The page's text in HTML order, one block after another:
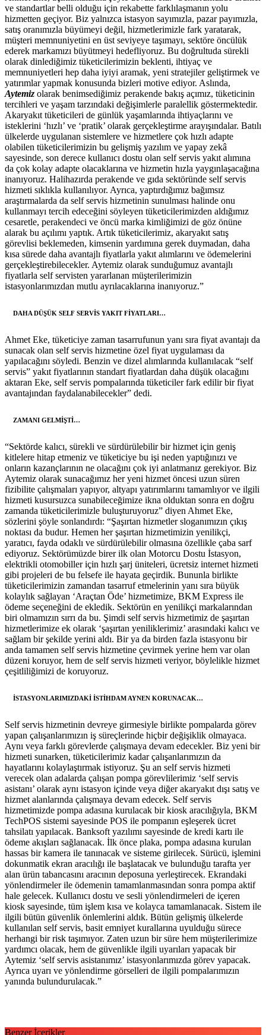
ve standartlar belli olduğu için rekabette farklılaşmanın yolu
hizmetten geçiyor. Biz yalnızca istasyon sayımızla, pazar payımızla,
satış oranımızla büyümeyi değil, hizmetlerimizle fark yaratarak,
müşteri memnuniyetini en üst seviyeye taşımayı, sektöre öncülük
ederek markamızı büyütmeyi hedefliyoruz. Bu doğrultuda sürekli
olarak dinlediğimiz tüketicilerimizin beklenti, ihtiyaç ve
memnuniyetleri hep daha iyiyi aramak, yeni stratejiler geliştirmek ve
yatırımlar yapmak konusunda bizleri motive ediyor. Aslında,
Aytemiz olarak benimsediğimiz perakende bakış açımız, tüketicinin
tercihleri ve yaşam tarzındaki değişimlerle paralellik göstermektedir.
Akaryakıt tüketicileri de günlük yaşamlarında ihtiyaçlarını ve
isteklerini ‘hızlı’ ve ‘pratik’ olarak gerçekleştirme arayışındalar. Batılı
ülkelerde uygulanan sistemlere ve hizmetlere çok hızlı adapte
olabilen tüketicilerimizin bu gelişmiş yazılım ve yapay zekâ
sayesinde, son derece kullanıcı dostu olan self servis yakıt alımına
da çok kolay adapte olacaklarına ve hizmetin hızla yaygınlaşacağına
inanıyoruz. Halihazırda perakende ve gıda sektöründe self servis
hizmeti sıklıkla kullanılıyor. Ayrıca, yaptırdığımız bağımsız
araştırmalarda da self servis hizmetinin sunulması halinde onu
kullanmayı tercih edeceğini söyleyen tüketicilerimizden aldığımız
cesaretle, perakendeci ve öncü marka kimliğimizi de göz önüne
alarak bu açılımı yaptık. Artık tüketicilerimiz, akaryakıt satış
görevlisi beklemeden, kimsenin yardımına gerek duymadan, daha
kısa sürede daha avantajlı fiyatlarla yakıt alımlarını ve ödemelerini
gerçekleştirebilecekler. Aytemiz olarak sunduğumuz avantajlı
fiyatlarla self servisten yararlanan müşterilerimizin
istasyonlarımızdan mutlu ayrılacaklarına inanıyoruz.”
DAHA DÜŞÜK SELF SERVİS YAKIT FİYATLARI…
Ahmet Eke, tüketiciye zaman tasarrufunun yanı sıra fiyat avantajı da
sunacak olan self servis hizmetine özel fiyat uygulaması da
yapılacağını söyledi. Benzin ve dizel alımlarında kullanılacak “self
servis” yakıt fiyatlarının standart fiyatlardan daha düşük olacağını
aktaran Eke, self servis pompalarında tüketiciler fark edilir bir fiyat
avantajından faydalanabilecekler” dedi.
ZAMANI GELMİŞTİ…
“Sektörde kalıcı, sürekli ve sürdürülebilir bir hizmet için geniş
kitlelere hitap etmeniz ve tüketiciye bu işi neden yaptığınızı ve
onların kazançlarının ne olacağını çok iyi anlatmanız gerekiyor. Biz
Aytemiz olarak sunacağımız her yeni hizmet öncesi uzun süren
fizibilite çalışmaları yapıyor, altyapı yatırımlarını tamamlıyor ve ilgili
hizmeti kusursuzca sunabileceğimize ikna olduktan sonra en doğru
zamanda tüketicilerimizle buluşturuyoruz” diyen Ahmet Eke,
sözlerini şöyle sonlandırdı: “Şaşırtan hizmetler sloganımızın çıkış
noktası da budur. Hemen her şaşırtan hizmetimizin yenilikçi,
yaratıcı, fayda odaklı ve sürdürülebilir olmasına özellikle çaba sarf
ediyoruz. Sektörümüzde birer ilk olan Motorcu Dostu İstasyon,
elektrikli otomobiller için hızlı şarj üniteleri, ücretsiz internet hizmeti
gibi projeleri de bu felsefe ile hayata geçirdik. Bununla birlikte
tüketicilerimizin zamandan tasarruf etmelerinin yanı sıra büyük
kolaylık sağlayan ‘Araçtan Öde’ hizmetimize, BKM Express ile
ödeme seçeneğini de ekledik. Sektörün en yenilikçi markalarından
biri olmamızın sırrı da bu. Şimdi self servis hizmetimiz de şaşırtan
hizmetlerimize ek olarak ‘şaşırtan yeniliklerimiz’ arasındaki kalıcı ve
sağlam bir şekilde yerini aldı. Bir ya da birden fazla istasyonu bir
anda tamamen self servis hizmetine çevirmek yerine hem var olan
düzeni koruyor, hem de self servis hizmeti veriyor, böylelikle hizmet
çeşitliliğimizi de koruyoruz.
İSTASYONLARIMIZDAKİ İSTİHDAM AYNEN KORUNACAK…
Self servis hizmetinin devreye girmesiyle birlikte pompalarda görev
yapan çalışanlarımızın iş süreçlerinde hiçbir değişiklik olmayaca.
Aynı veya farklı görevlerde çalışmaya devam edecekler. Biz yeni bir
hizmeti sunarken, tüketicilerimiz kadar çalışanlarımızın da
hayatlarını kolaylaştırmak istiyoruz. Şu an self servis hizmeti
verecek olan adalarda çalışan pompa görevlilerimiz ‘self servis
asistanı’ olarak aynı istasyon içinde veya diğer akaryakıt dışı satış ve
hizmet alanlarında çalışmaya devam edecek. Self servis
hizmetimizde pompa adasına kurulacak bir kiosk aracılığıyla, BKM
TechPOS sistemi sayesinde POS ile pompanın eşleşerek ücret
tahsilatı yapılacak. Banksoft yazılımı sayesinde de kredi kartı ile
ödeme akışları sağlanacak. İlk önce plaka, pompa adasına kurulan
hassas bir kamera ile tanınacak ve sisteme girilecek. Sürücü, işlemini
dokunmatik ekran aracılığı ile başlatacak ve bulunduğu tarafta yer
alan ürün tabancasını aracının deposuna yerleştirecek. Ekrandaki
yönlendirmeler ile ödemenin tamamlanmasından sonra pompa aktif
hale gelecek. Kullanıcı dostu ve sesli yönlendirmeleri de içeren
kiosk sayesinde, tüm işlem kısa ve kolayca tamamlanacak. Sistem ile
ilgili bütün güvenlik önlemlerini aldık. Bütün gelişmiş ülkelerde
kullanılan self servis, basit emniyet kurallarına uyulduğu sürece
herhangi bir risk taşımıyor. Zaten uzun bir süre hem müşterilerimize
yardımcı olacak, hem de güvenlikle ilgili uyarıları yapacak bir
Aytemiz ‘self servis asistanımız’ istasyonlarımızda görev yapacak.
Ayrıca uyarı ve yönlendirme görselleri de ilgili pompalarımızın
yanında bulundurulacak.”
Benzer İçerikler